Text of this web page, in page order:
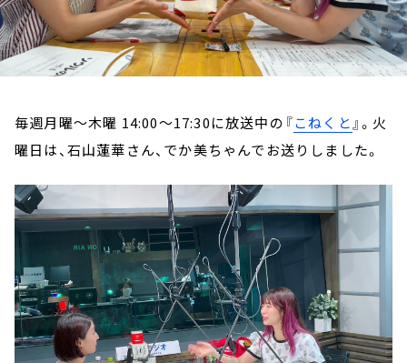
毎週月曜～木曜 14:00～17:30に放送中の『こねくと』。火
曜日は、石山蓮華さん、でか美ちゃんでお送りしました。